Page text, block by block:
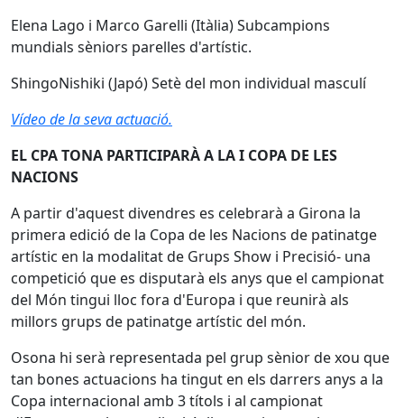
Elena Lago i Marco Garelli (Itàlia) Subcampions
mundials sèniors parelles d'artístic.
ShingoNishiki (Japó) Setè del mon individual masculí
Vídeo de la seva actuació.
EL CPA TONA PARTICIPARÀ A LA I COPA DE LES
NACIONS
A partir d'aquest divendres es celebrarà a Girona la
primera edició de la Copa de les Nacions de patinatge
artístic en la modalitat de Grups Show i Precisió- una
competició que es disputarà els anys que el campionat
del Món tingui lloc fora d'Europa i que reunirà als
millors grups de patinatge artístic del món.
Osona hi serà representada pel grup sènior de xou que
tan bones actuacions ha tingut en els darrers anys a la
Copa internacional amb 3 títols i al campionat